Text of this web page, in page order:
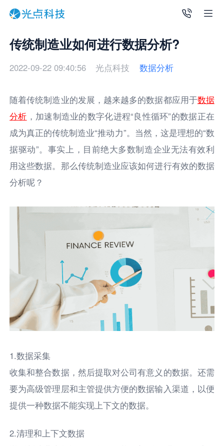
传统制造业如何进行数据分析?
2022-09-22 09:40:56 光点科技 数据分析
随着传统制造业的发展，越来越多的数据都应用于数据
分析 ，加速制造业的数字化进程“良性循环”的数据正在
成为真正的传统制造业“推动力”。当然，这是理想的“数
据驱动”。事实上，目前绝大多数制造企业无法有效利
用这些数据。那么传统制造业应该如何进行有效的数据
分析呢？
1.数据采集
收集和整合数据，然后提取对公司有意义的数据。还需
要为高级管理层和主管提供方便的数据输入渠道，以便
提供一种数据不能实现上下文的数据。
2.清理和上下文数据